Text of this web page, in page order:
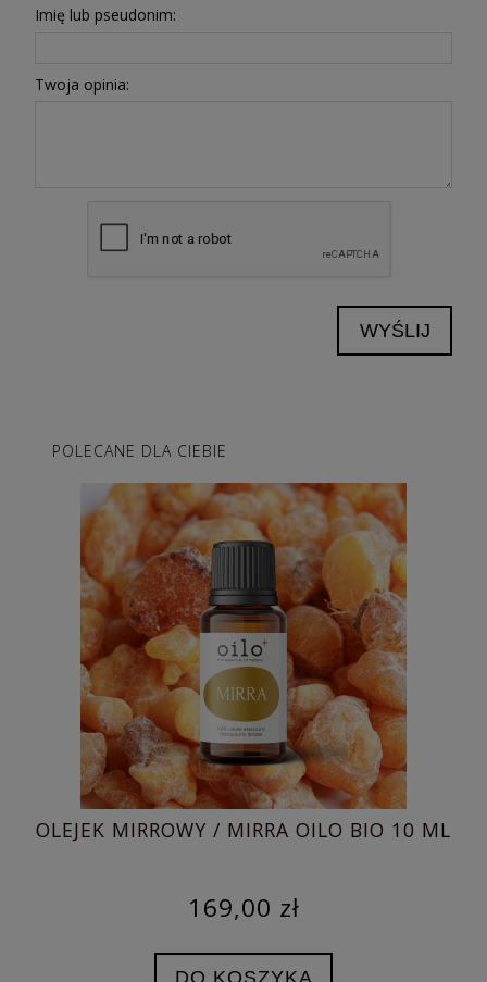
Imię lub pseudonim:
Twoja opinia:
WYŚLIJ
POLECANE DLA CIEBIE
OLEJEK MIRROWY / MIRRA OILO BIO 10 ML
169,00 zł
DO KOSZYKA